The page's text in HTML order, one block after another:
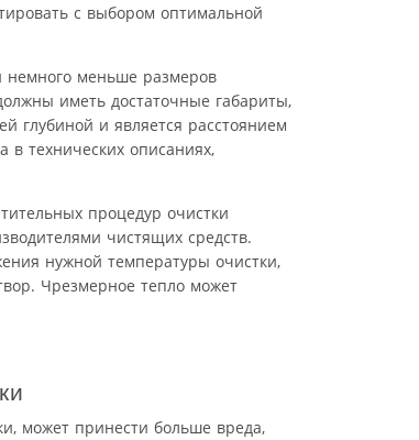
с выбором оптимальной
меньше размеров
иметь достаточные габариты,
глубиной и является расстоянием
технических описаниях,
процедур очистки
чистящих средств.
нужной температуры очистки,
Чрезмерное тепло может
может принести больше вреда,